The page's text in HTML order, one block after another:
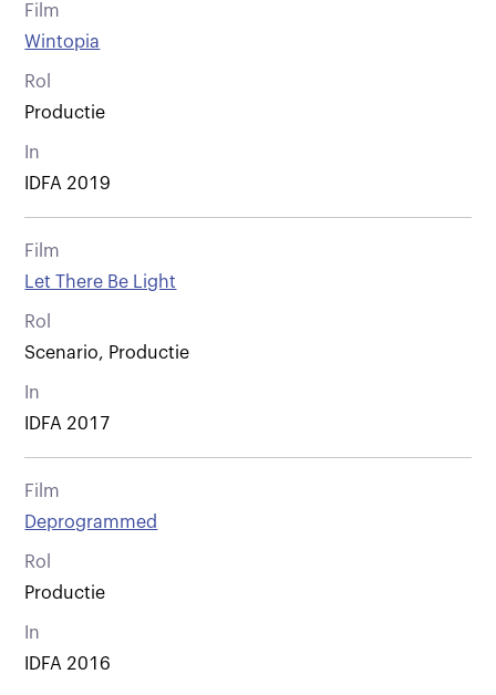
Film
Wintopia
Rol
Productie
In
IDFA 2019
Film
Let There Be Light
Rol
Scenario, Productie
In
IDFA 2017
Film
Deprogrammed
Rol
Productie
In
IDFA 2016